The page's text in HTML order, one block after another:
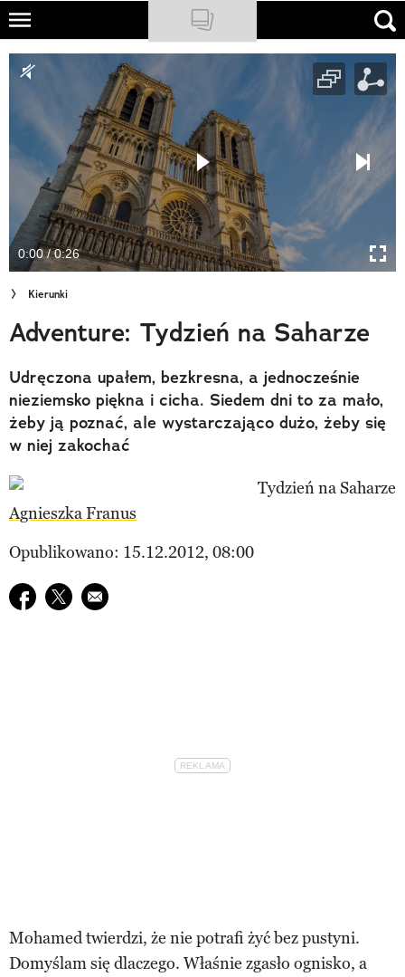
Skip
main
NATIONAL GEOGRAPHIC
PODCASTY
Sklep
Newsletter
Cuda Polski
Wielki Konkurs Fotograficzny
Trendbook Podróżniczy
Polecane
0:00 / 0:26
Kierunki
Adventure: Tydzień na Saharze
Udręczona upałem, bezkresna, a jednocześnie
nieziemsko piękna i cicha. Siedem dni to za mało,
żeby ją poznać, ale wystarczająco dużo, żeby się
w niej zakochać
Agnieszka Franus
Opublikowano: 15.12.2012, 08:00
Udostępnij na facebook
Udostępnij na twitter
E-mail do przyjaciela
Mohamed twierdzi, że nie potrafi żyć bez pustyni.
Domyślam się dlaczego. Właśnie zgasło ognisko, a